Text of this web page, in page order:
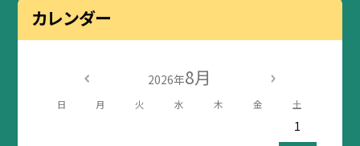
カレンダー
2026年8月
日 月 火 水 木 金 土
1